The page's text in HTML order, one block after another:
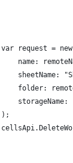
var request = new
name:
sheetName:
folder:
storageName:
);